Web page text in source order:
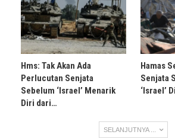
Hms: Tak Akan Ada
Perlucutan Senjata
Sebelum ‘Israel’ Menarik
Diri dari…
Hamas
Senjata
‘Israel’
SELANJUTNYA ...